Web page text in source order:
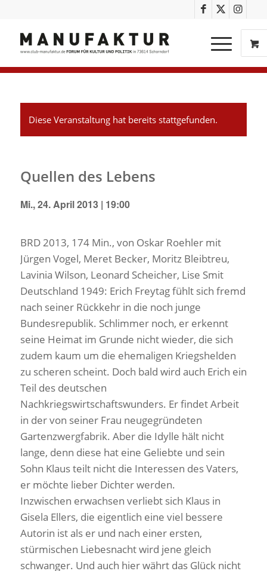
Diese Veranstaltung hat bereits stattgefunden.
Quellen des Lebens
Mi., 24. April 2013 | 19:00
BRD 2013, 174 Min., von Oskar Roehler mit
Jürgen Vogel, Meret Becker, Moritz Bleibtreu,
Lavinia Wilson, Leonard Scheicher, Lise Smit
Deutschland 1949: Erich Freytag fühlt sich fremd
nach seiner Rückkehr in die noch junge
Bundesrepublik. Schlimmer noch, er erkennt
seine Heimat im Grunde nicht wieder, die sich
zudem kaum um die ehemaligen Kriegshelden
zu scheren scheint. Doch bald wird auch Erich ein
Teil des deutschen
Nachkriegswirtschaftswunders. Er findet Arbeit
in der von seiner Frau neugegründeten
Gartenzwergfabrik. Aber die Idylle hält nicht
lange, denn diese hat eine Geliebte und sein
Sohn Klaus teilt nicht die Interessen des Vaters,
er möchte lieber Dichter werden.
Inzwischen erwachsen verliebt sich Klaus in
Gisela Ellers, die eigentlich eine viel bessere
Autorin ist als er und nach einer ersten,
stürmischen Liebesnacht wird jene gleich
schwanger. Und auch hier währt das Glück nicht